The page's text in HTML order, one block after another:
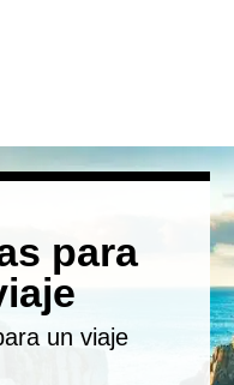
para
un viaje